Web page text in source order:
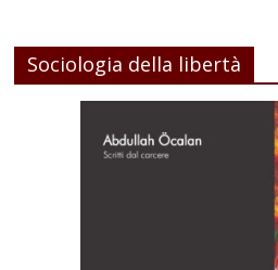
Sociologia della libertà